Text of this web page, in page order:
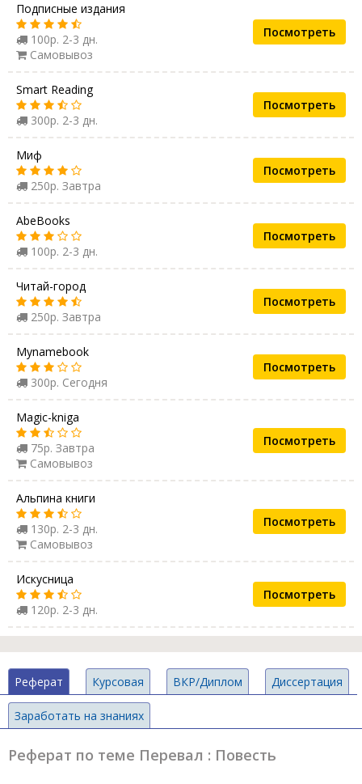
Подписные издания
100р. 2-3 дн.
Самовывоз
Посмотреть
Smart Reading
300р. 2-3 дн.
Посмотреть
Миф
250р. Завтра
Посмотреть
AbeBooks
100р. 2-3 дн.
Посмотреть
Читай-город
250р. Завтра
Посмотреть
Mynamebook
300р. Сегодня
Посмотреть
Magic-kniga
75р. Завтра
Самовывоз
Посмотреть
Альпина книги
130р. 2-3 дн.
Самовывоз
Посмотреть
Искусница
120р. 2-3 дн.
Посмотреть
Реферат Курсовая ВКР/Диплом Диссертация
Заработать на знаниях
Реферат по теме Перевал : Повесть